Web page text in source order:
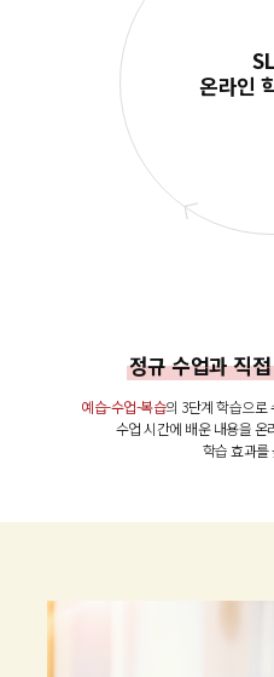
온라인
정규 수업과 직
예습-수업-복습의 3단계 학습으로
수업 시간에 배운 내용을 온
학습 효과를